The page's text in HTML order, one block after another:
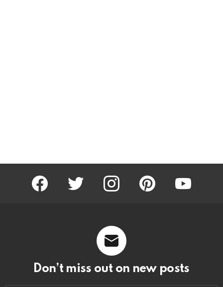
facebook twitter instagram pinterest youtube
Don’t miss out on new posts